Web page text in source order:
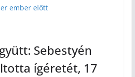
Sebestyén
ígéretét, 17